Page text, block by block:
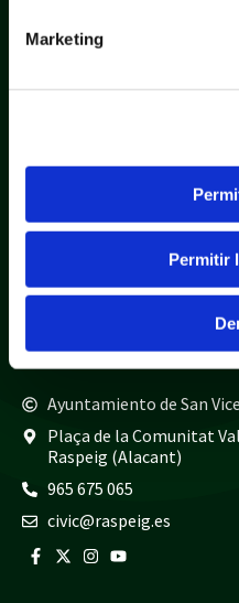
Marketing
Permitir
Ayuntamiento de San
Plaça de la Comunitat
Raspeig (Alacant)
965 675 065
civic@raspeig.es